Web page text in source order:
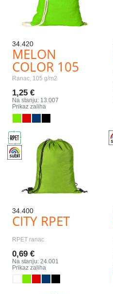
34.420
MELON
COLOR 105
Ranac, 105 g/m2
1,25 €
Na stanju: 13.007
Prikaz zaliha
34.400
CITY RPET
RPET ranac
0,69 €
Na stanju: 24.001
Prikaz zaliha